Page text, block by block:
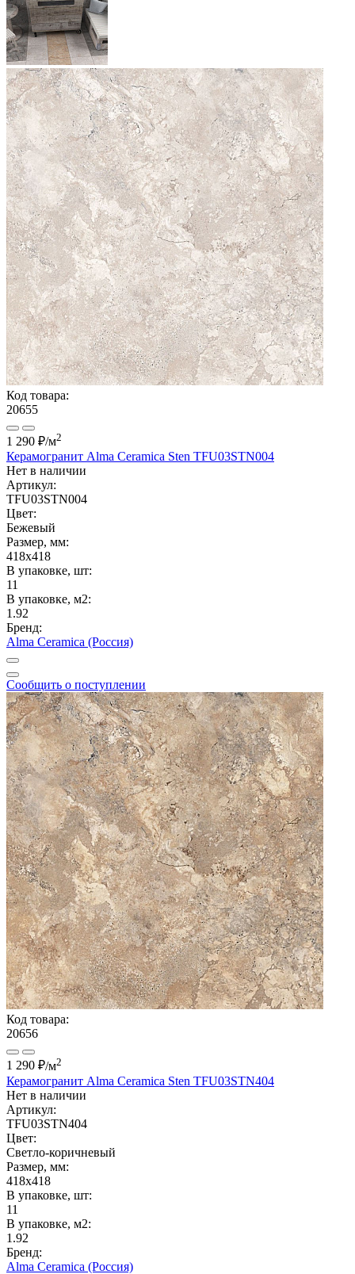
Код товара:
20655
1 290 ₽/м2
Керамогранит Alma Ceramica Sten TFU03STN004
Нет в наличии
Артикул:
TFU03STN004
Цвет:
Бежевый
Размер, мм:
418x418
В упаковке, шт:
11
В упаковке, м2:
1.92
Бренд:
Alma Ceramica (Россия)
Сообщить о поступлении
Код товара:
20656
1 290 ₽/м2
Керамогранит Alma Ceramica Sten TFU03STN404
Нет в наличии
Артикул:
TFU03STN404
Цвет:
Светло-коричневый
Размер, мм:
418x418
В упаковке, шт:
11
В упаковке, м2:
1.92
Бренд:
Alma Ceramica (Россия)